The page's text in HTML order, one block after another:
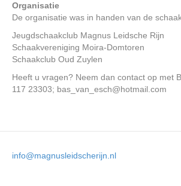
Organisatie
De organisatie was in handen van de
Jeugdschaakclub Magnus Leidsche Rijn
Schaakvereniging Moira-Domtoren
Schaakclub Oud Zuylen
Heeft u vragen? Neem dan contact op met
117 23303; bas_van_esch@hotmail.com
info@magnusleidscherijn.nl